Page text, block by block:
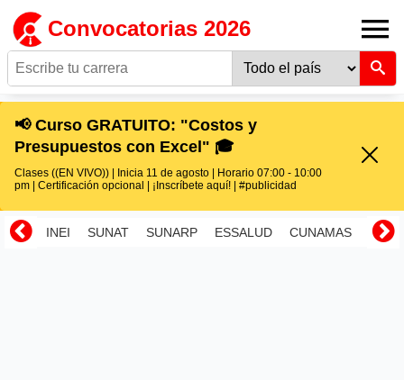
Convocatorias 2026
📢 Curso GRATUITO: "Costos y
Presupuestos con Excel" 🎓
Clases ((EN VIVO)) | Inicia 11 de agosto | Horario 07:00 - 10:00
pm | Certificación opcional | ¡Inscríbete aquí! | #publicidad
INEI SUNAT SUNARP ESSALUD CUNAMAS